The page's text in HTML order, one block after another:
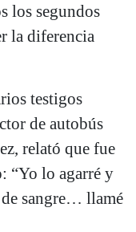
los segundos
la diferencia
testigos
de autobús
relató que fue
“Yo lo agarré y
sangre… llamé